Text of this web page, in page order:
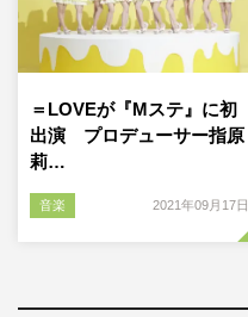
＝LOVEが『Mステ』に初
出演 プロデューサー指原
莉…
音楽 2021年09月17日